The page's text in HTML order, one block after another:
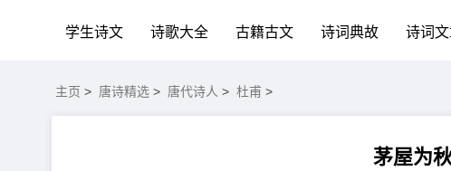
学生诗文 诗歌大全 古籍古文 诗词典故 诗词
主页 > 唐诗精选 > 唐代诗人 > 杜甫 >
茅屋为